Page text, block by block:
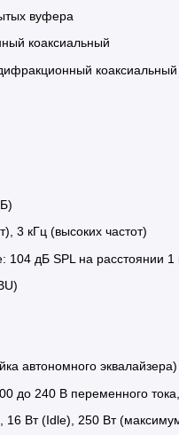
вуфера
коаксиальный
коаксиальный
3 кГц (высоких частот)
104 дБ SPL на расстоянии 1
автономного эквалайзера)
до 240 В переменного
16 Вт (Idle), 250 Вт